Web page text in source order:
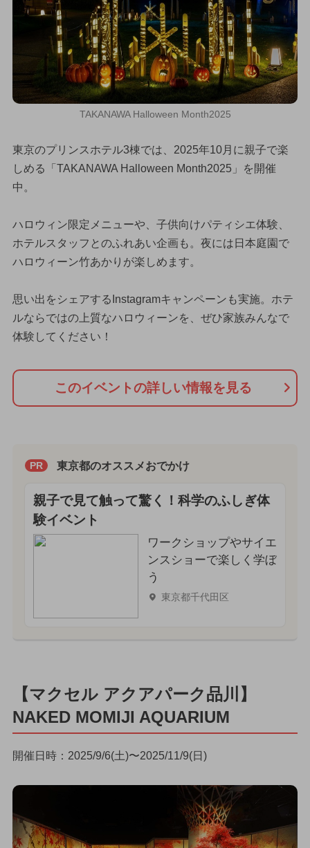
TAKANAWA Halloween Month2025
東京のプリンスホテル3棟では、2025年10月に親子で楽
しめる「TAKANAWA Halloween Month2025」を開催
中。
ハロウィン限定メニューや、子供向けパティシエ体験、
ホテルスタッフとのふれあい企画も。夜には日本庭園で
ハロウィーン竹あかりが楽しめます。
思い出をシェアするInstagramキャンペーンも実施。ホテ
ルならではの上質なハロウィーンを、ぜひ家族みんなで
体験してください！
このイベントの詳しい情報を見る
PR 東京都のオススメおでかけ
親子で見て触って驚く！科学のふしぎ体
験イベント
ワークショップやサイエ
ンスショーで楽しく学ぼ
う
東京都千代田区
【マクセル アクアパーク品川】
NAKED MOMIJI AQUARIUM
開催日時：2025/9/6(土)〜2025/11/9(日)